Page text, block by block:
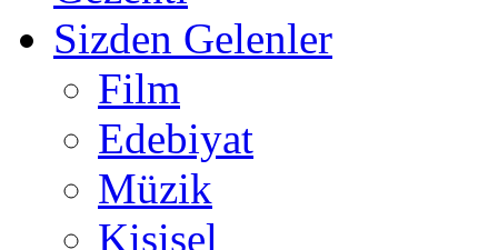
Sizden Gelenler
Film
Edebiyat
Müzik
Kişisel